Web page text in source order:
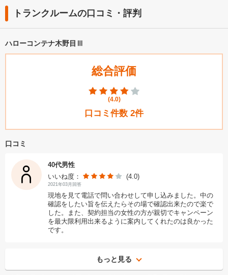
トランクルームの口コミ・評判
ハローコンテナ木野目Ⅲ
総合評価
(4.0)
口コミ件数 2件
口コミ
40代男性
いいね度：
(4.0)
2021年03月回答
現地を見て電話で問い合わせして申し込みました。中の
確認をしたい旨を伝えたらその場で確認出来たので楽で
した。また、契約担当の女性の方が親切でキャンペーン
を最大限利用出来るように案内してくれたのは良かった
です。
もっと見る